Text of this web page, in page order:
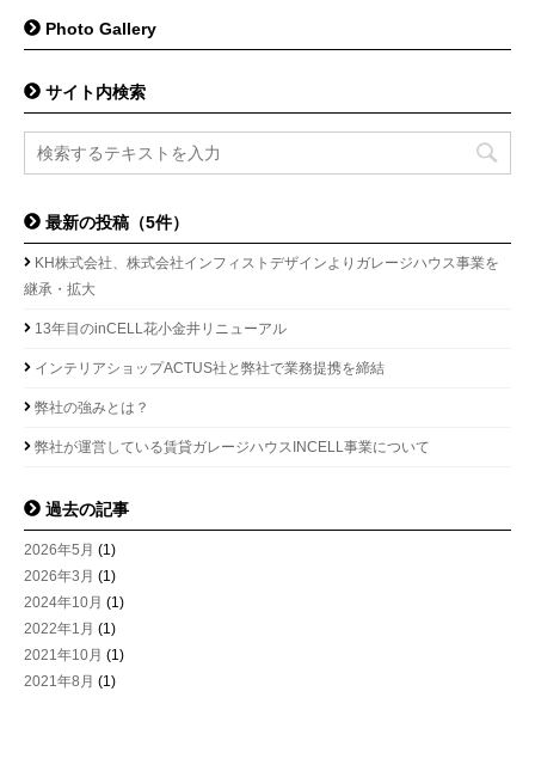
Photo Gallery
サイト内検索
最新の投稿（5件）
KH株式会社、株式会社インフィストデザインよりガレージハウス事業を
継承・拡大
13年目のinCELL花小金井リニューアル
インテリアショップACTUS社と弊社で業務提携を締結
弊社の強みとは？
弊社が運営している賃貸ガレージハウスINCELL事業について
過去の記事
2026年5月 (1)
2026年3月 (1)
2024年10月 (1)
2022年1月 (1)
2021年10月 (1)
2021年8月 (1)